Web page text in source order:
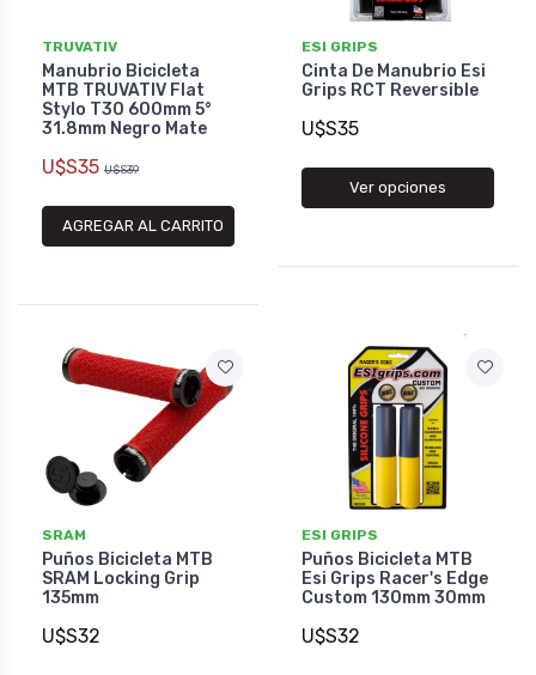
TRUVATIV
Manubrio Bicicleta
MTB TRUVATIV Flat
Stylo T30 600mm 5°
31.8mm Negro Mate
U$S35 U$S39
AGREGAR AL CARRITO
ESI GRIPS
Cinta De Manubrio Esi
Grips RCT Reversible
U$S35
Ver opciones
SRAM
Puños Bicicleta MTB
SRAM Locking Grip
135mm
U$S32
ESI GRIPS
Puños Bicicleta MTB
Esi Grips Racer's Edge
Custom 130mm 30mm
U$S32